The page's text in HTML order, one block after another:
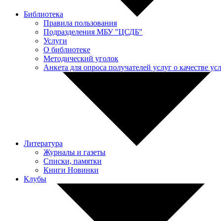
Библиотека
Правила пользования
Подразделения МБУ "ЦСДБ"
Услуги
О библиотеке
Методический уголок
Анкета для опроса получателей услуг о качестве
Литература
Журналы и газеты
Списки, памятки
Книги Новинки
Клубы